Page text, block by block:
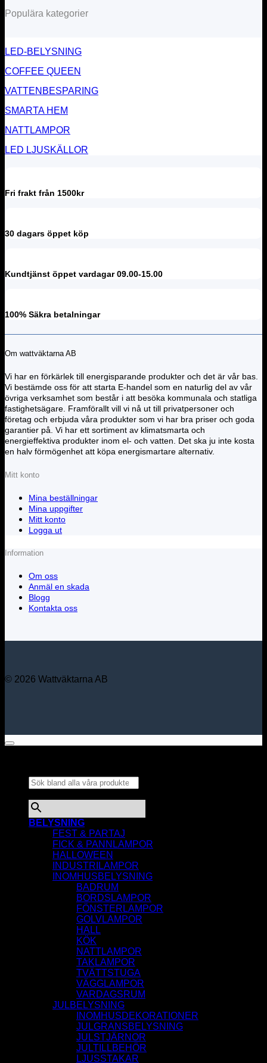
Populära kategorier
LED-BELYSNING
COFFEE QUEEN
VATTENBESPARING
SMARTA HEM
NATTLAMPOR
LED LJUSKÄLLOR
Fri frakt från 1500kr
30 dagars öppet köp
Kundtjänst öppet vardagar 09.00-15.00
100% Säkra betalningar
Om wattväktarna AB
Vi har en förkärlek till energisparande produkter och det är vår bas.
Vi bestämde oss för att starta E-handel som en naturlig del av vår
övriga verksamhet som består i att besöka kommunala och statliga
fastighetsägare. Framförallt vill vi nå ut till privatpersoner och
företag och erbjuda våra produkter som vi har bra priser och goda
garantier på. Vi har ett sortiment av klimatsmarta och
energieffektiva produkter inom el- och vatten. Det ska ju inte kosta
en halv förmögenhet att köpa energismartare alternativ.
Mitt konto
Mina beställningar
Mina uppgifter
Mitt konto
Logga ut
Information
Om oss
Anmäl en skada
Blogg
Kontakta oss
© 2026 Wattväktarna AB
BELYSNING
FEST & PARTAJ
FICK & PANNLAMPOR
HALLOWEEN
INDUSTRILAMPOR
INOMHUSBELYSNING
BADRUM
BORDSLAMPOR
FÖNSTERLAMPOR
GOLVLAMPOR
HALL
KÖK
NATTLAMPOR
TAKLAMPOR
TVÄTTSTUGA
VÄGGLAMPOR
VARDAGSRUM
JULBELYSNING
INOMHUSDEKORATIONER
JULGRANSBELYSNING
JULSTJÄRNOR
JULTILLBEHÖR
LJUSSTAKAR